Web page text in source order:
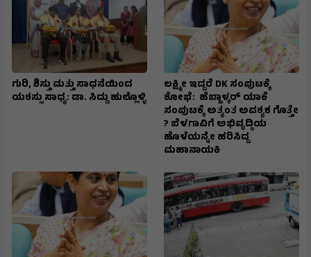
ಗುರಿ, ಶಿಸ್ತು ಮತ್ತು ಸಾಧನೆಯಿಂದ
ಯಶಸ್ಸು ಸಾಧ್ಯ: ಡಾ. ಸಿದ್ದು ಹುಲ್ಲೊಳ್ಳಿ
ಲಕ್ಷ್ಮೀ ಇದ್ದರೆ DK ಸಂಪುಟಕ್ಕೆ
ಶೋಭೆ: ಹೆಬ್ಬಾಳ್ಕರ್ ಯಾಕೆ
ಸಂಪುಟಕ್ಕೆ ಅತ್ಯಂತ ಅವಶ್ಯಕ ಗೊತ್ತೇ
? ಬೆಳಗಾವಿಗೆ ಅಭಿವೃದ್ಧಿಯ
ಹೊಳೆಯನ್ನೇ ಹರಿಸಿದ್ದ
ಮಹಾನಾಯಕಿ